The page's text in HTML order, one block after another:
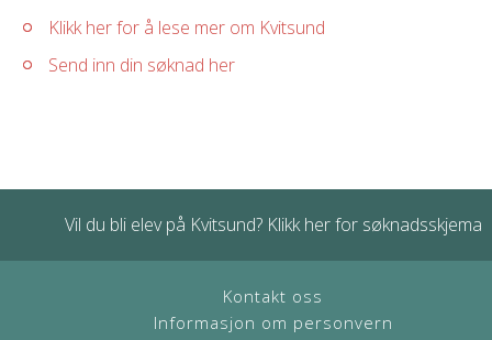
Klikk her for å lese mer om Kvitsund
Send inn din søknad her
Vil du bli elev på Kvitsund? Klikk her for søknadsskjema
Kontakt oss
Informasjon om personvern